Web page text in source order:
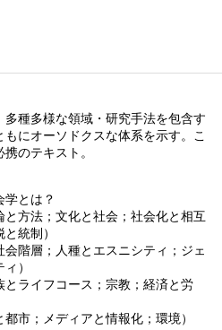
種多様な領域・研究手法を包含す
にオーソドクスな体系を示す。こ
のテキスト。
とは？
方法；文化と社会；社会化と相互
統制）
階層；人種とエスニシティ；ジェ
）
ライフコース；宗教；経済と労
市；メディアと情報化；環境）